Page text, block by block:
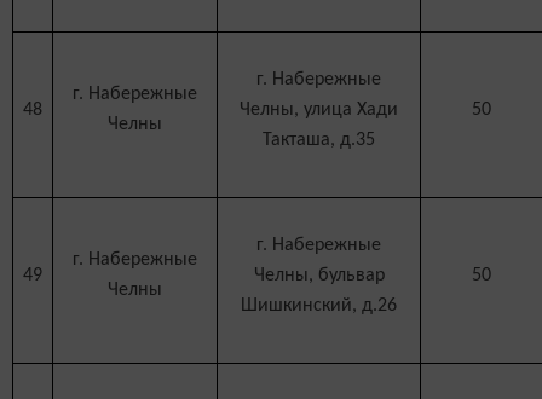
48
г. Набережные
Челны
г. Набережные
Челны, улица Хади
Такташа, д.35
50
49
г. Набережные
Челны
г. Набережные
Челны, бульвар
Шишкинский, д.26
50